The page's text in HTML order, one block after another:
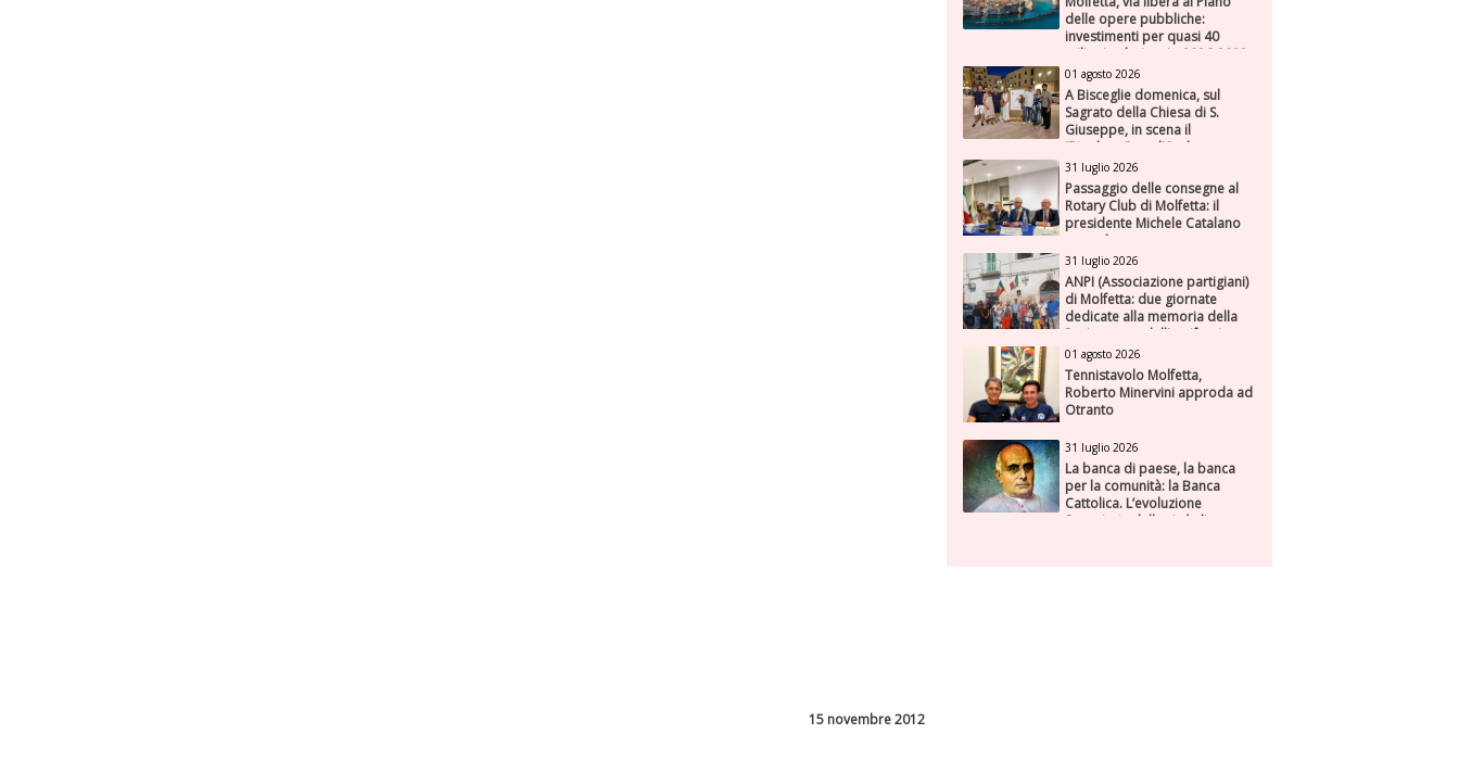
15 novembre 2012
delle opere pubbliche:
investimenti per quasi 40
milioni nel triennio 2026-2028
01 agosto 2026
A Bisceglie domenica, sul
Sagrato della Chiesa di S.
Giuseppe, in scena il
“Rigoletto” con l’Orchestra
Sinfonica Federiciana
31 luglio 2026
Passaggio delle consegne al
Rotary Club di Molfetta: il
presidente Michele Catalano
succede a se stesso
31 luglio 2026
ANPI (Associazione partigiani)
di Molfetta: due giornate
dedicate alla memoria della
Resistenza e dell'antifascismo
01 agosto 2026
Tennistavolo Molfetta,
Roberto Minervini approda ad
Otranto
31 luglio 2026
La banca di paese, la banca
per la comunità: la Banca
Cattolica. L’evoluzione
finanziaria della città di